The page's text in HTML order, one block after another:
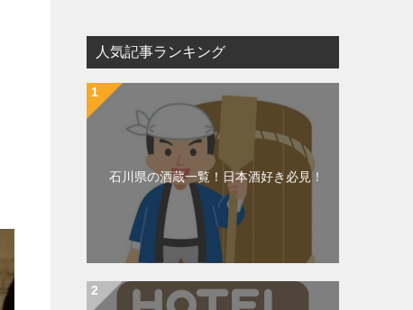
人気記事ランキング
石川県の酒蔵一覧！日本酒好き必見！